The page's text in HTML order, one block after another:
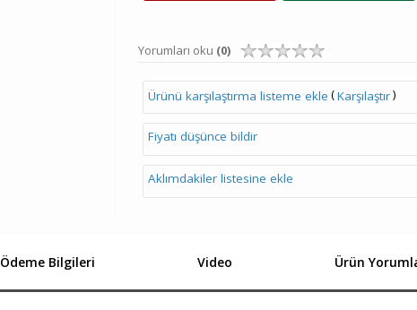
Yorumları oku (0)
Ürünü karşılaştırma listeme ekle (Karşılaştır)
Fiyatı düşünce bildir
Aklımdakiler listesine ekle
Ödeme Bilgileri Video Ürün